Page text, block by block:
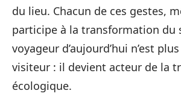
du lieu. Chacun de ces gestes,
participe à la transformation du
voyageur d’aujourd’hui n’est
visiteur : il devient acteur de la
écologique.